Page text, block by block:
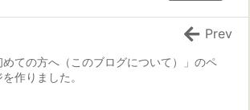
めての方へ（このブログについて）」のペ
作りました。
Prev